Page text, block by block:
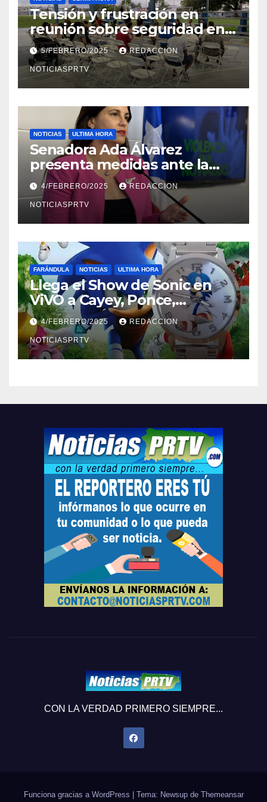
Tensión y frustración en
reunión sobre seguridad en
Reparto Metropolitano
5/FEBRERO/2025 REDACCION
NOTICIASPRTV
NOTICIAS ULTIMA HORA
Senadora Ada Álvarez
presenta medidas ante la
violencia en el noviazgo
4/FEBRERO/2025 REDACCION
NOTICIASPRTV
FARÁNDULA NOTICIAS ULTIMA HORA
Llega el Show de Sonic en
ViVO a Cayey, Ponce,
Barceloneta y Humacao,
Relojes gratis para el que
compre ahora….
4/FEBRERO/2025 REDACCION
NOTICIASPRTV
CON LA VERDAD PRIMERO SIEMPRE...
Funciona gracias a WordPress Tema: Newsup de Themeansar